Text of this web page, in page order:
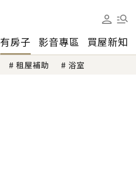
有房子 影音專區 買屋新知
租屋補助 浴室